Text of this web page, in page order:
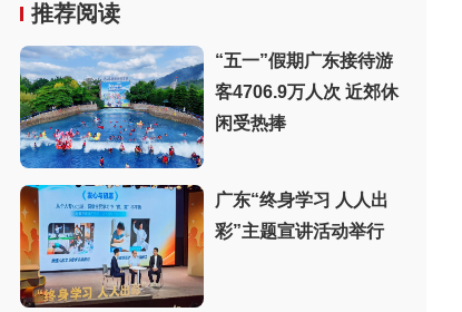
推荐阅读
“五一”假期广东接待游
客4706.9万人次 近郊休
闲受热捧
广东“终身学习 人人出
彩”主题宣讲活动举行